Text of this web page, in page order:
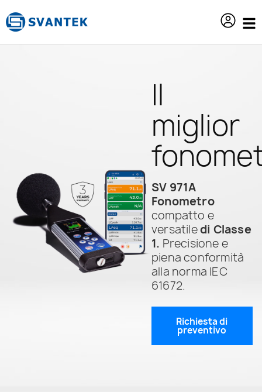
Il
miglior
SV 971A
Fonometro
compatto e
versatiledi Classe
1. Precisione e
piena conformità
alla norma IEC
61672.
Richiesta di
preventivo